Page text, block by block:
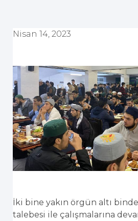
Nisan 14, 2023
İki bine yakın örgün altı
talebesi ile çalışmalarına